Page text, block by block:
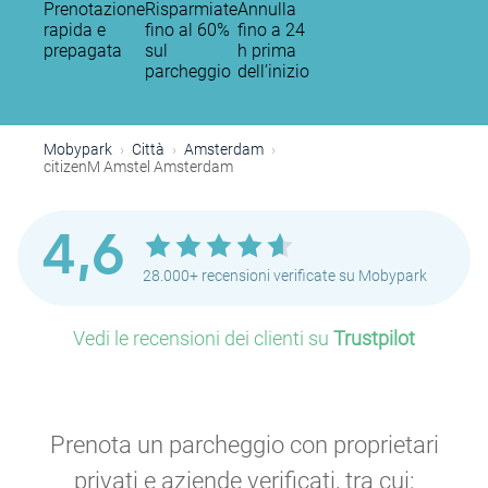
Prenotazione
rapida e
prepagata
Risparmiate
fino al 60%
sul
parcheggio
Annulla
fino a 24
h prima
dell’inizio
Mobypark Città
Amsterdam
citizenM Amstel Amsterdam
4,6 28.000+ recensioni verificate su Mobypark
Vedi le recensioni dei clienti su Trustpilot
Prenota un parcheggio con proprietari
privati e aziende verificati, tra cui:
P
P
PP
P
P